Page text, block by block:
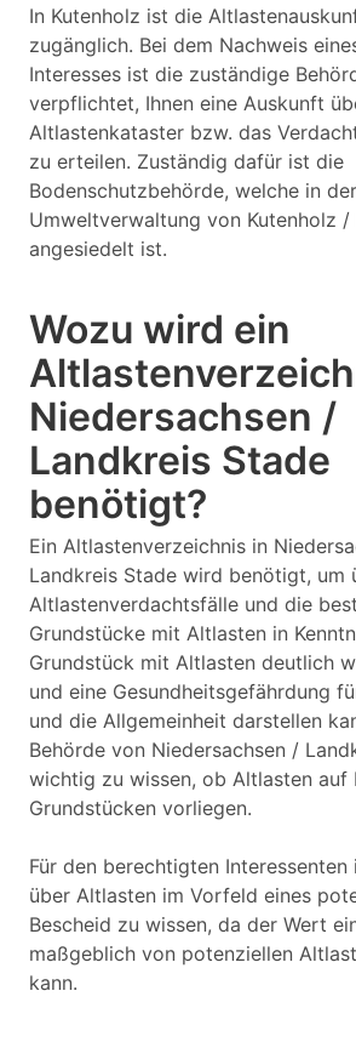
In Kutenholz ist die
zugänglich. Bei dem Nachweis
Interesses ist die zuständige
verpflichtet, Ihnen eine Auskunft
Altlastenkataster bzw. das
zu erteilen. Zuständig dafür ist die
Bodenschutzbehörde, welche in der
Umweltverwaltung von Kutenholz /
angesiedelt ist.
Wozu wird ein
Niedersachsen /
Landkreis Stade
benötigt?
Ein Altlastenverzeichnis in
Landkreis Stade wird benötigt, um
Altlastenverdachtsfälle und die
Grundstücke mit Altlasten in
Grundstück mit Altlasten deutlich
und eine Gesundheitsgefährdung
und die Allgemeinheit darstellen
Behörde von Niedersachsen /
wichtig zu wissen, ob Altlasten auf
Grundstücken vorliegen.
Für den berechtigten
über Altlasten im Vorfeld eines
Bescheid zu wissen, da der Wert
maßgeblich von potenziellen
kann.